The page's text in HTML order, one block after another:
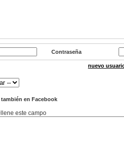
Contraseña
nuevo
en Facebook
este campo